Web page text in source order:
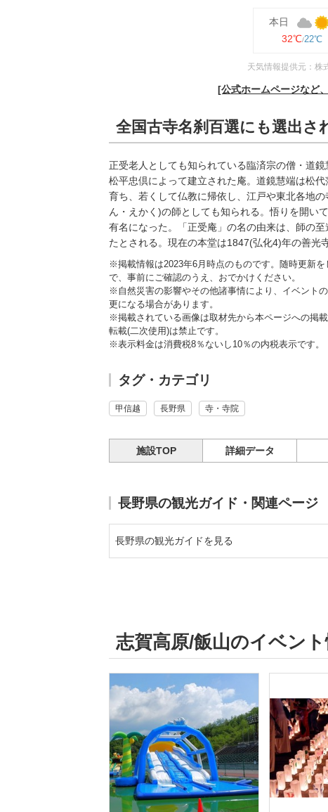
本日
32℃ 22℃
天気情報提供元：株
[公式ホームページなど
全国古寺名刹百選にも選出さ
正受老人としても知られている臨済宗の僧・道
松平忠倶によって建立された庵。道鏡慧端は松
育ち、若くして仏教に帰依し、江戸や東北各地
ん・えかく)の師としても知られる。悟りを開い
有名になった。「正受庵」の名の由来は、師の
たとされる。現在の本堂は1847(弘化4)年の善光
※掲載情報は2023年6月時点のものです。随時更新
で、事前にご確認のうえ、おでかけください。
※自然災害の影響やその他諸事情により、イベント
更になる場合があります。
※掲載されている画像は取材先から本ページへの掲
転載(二次使用)は禁止です。
※表示料金は消費税8％ないし10％の内税表示です。
タグ・カテゴリ
甲信越 長野県 寺・寺院
施設TOP 詳細データ
長野県の観光ガイド・関連ページ
長野県の観光ガイドを見る
志賀高原/飯山のイベン